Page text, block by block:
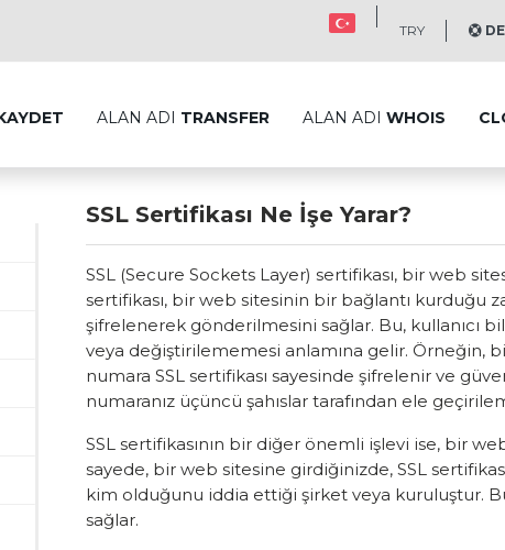
TRY
ALAN ADI TRANSFER ALAN ADI WHOIS
SSL Sertifikası Ne İşe Yarar?
SSL (Secure Sockets Layer) sertifikası, bir web
sertifikası, bir web sitesinin bir bağlantı kurduğu
şifrelenerek gönderilmesini sağlar. Bu, kullanıcı
veya değiştirilememesi anlamına gelir. Örneğin,
numara SSL sertifikası sayesinde şifrelenir ve
numaranız üçüncü şahıslar tarafından ele
SSL sertifikasının bir diğer önemli işlevi ise, bir
sayede, bir web sitesine girdiğinizde, SSL
kim olduğunu iddia ettiği şirket veya kuruluştur.
sağlar.